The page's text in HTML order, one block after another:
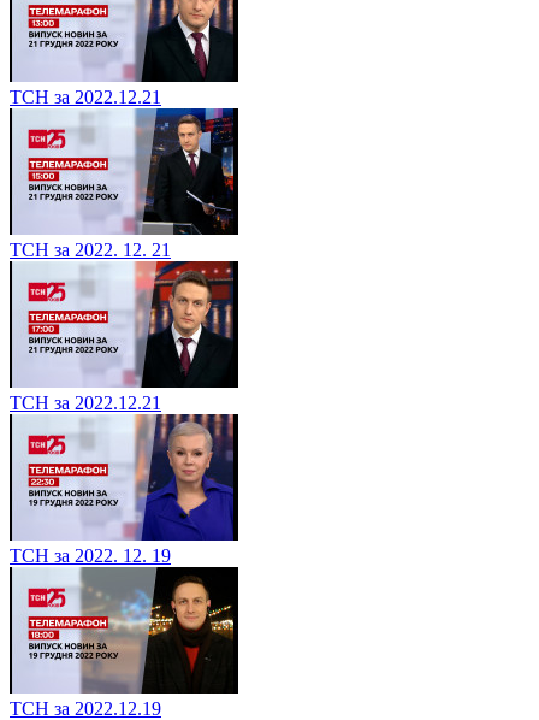
ТСН за 2022.12.21
ТСН за 2022. 12. 21
ТСН за 2022.12.21
ТСН за 2022. 12. 19
ТСН за 2022.12.19